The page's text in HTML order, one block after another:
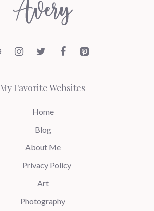
My Favorite Websites
Home
Blog
About Me
Privacy Policy
Art
Photography